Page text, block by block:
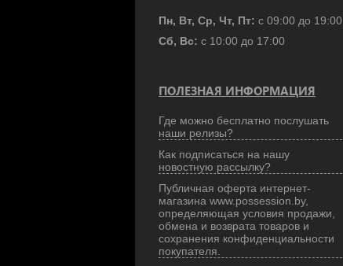
Пн, Вт, Ср, Чт, Пт: с 09:00 до 19:00
Сб, Вс: с 10:00 до 17:00
ПОЛЕЗНАЯ ИНФОРМАЦИЯ
Где можно бесплатно послушать
наши релизы?
Как подписаться на нашу
новостную рассылку?
Публичная оферта интернет-
магазина www.possession.by,
определяющая условия продажи,
обмена и возврата товаров и
сохранения конфиденциальности
покупателя.